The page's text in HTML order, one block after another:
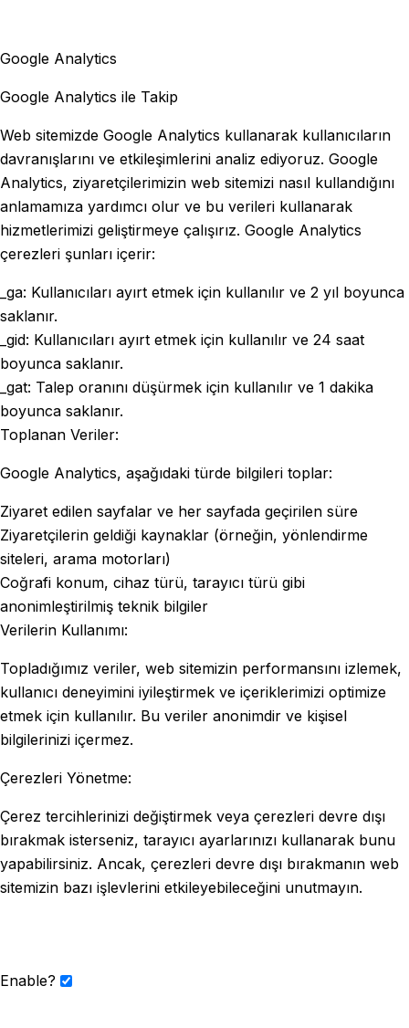
Google Analytics
Google Analytics ile Takip
Web sitemizde Google Analytics kullanarak kullanıcıların
davranışlarını ve etkileşimlerini analiz ediyoruz. Google
Analytics, ziyaretçilerimizin web sitemizi nasıl kullandığını
anlamamıza yardımcı olur ve bu verileri kullanarak
hizmetlerimizi geliştirmeye çalışırız. Google Analytics
çerezleri şunları içerir:
_ga: Kullanıcıları ayırt etmek için kullanılır ve 2 yıl boyunca
saklanır.
_gid: Kullanıcıları ayırt etmek için kullanılır ve 24 saat
boyunca saklanır.
_gat: Talep oranını düşürmek için kullanılır ve 1 dakika
boyunca saklanır.
Toplanan Veriler:
Google Analytics, aşağıdaki türde bilgileri toplar:
Ziyaret edilen sayfalar ve her sayfada geçirilen süre
Ziyaretçilerin geldiği kaynaklar (örneğin, yönlendirme
siteleri, arama motorları)
Coğrafi konum, cihaz türü, tarayıcı türü gibi
anonimleştirilmiş teknik bilgiler
Verilerin Kullanımı:
Topladığımız veriler, web sitemizin performansını izlemek,
kullanıcı deneyimini iyileştirmek ve içeriklerimizi optimize
etmek için kullanılır. Bu veriler anonimdir ve kişisel
bilgilerinizi içermez.
Çerezleri Yönetme:
Çerez tercihlerinizi değiştirmek veya çerezleri devre dışı
bırakmak isterseniz, tarayıcı ayarlarınızı kullanarak bunu
yapabilirsiniz. Ancak, çerezleri devre dışı bırakmanın web
sitemizin bazı işlevlerini etkileyebileceğini unutmayın.
Enable?